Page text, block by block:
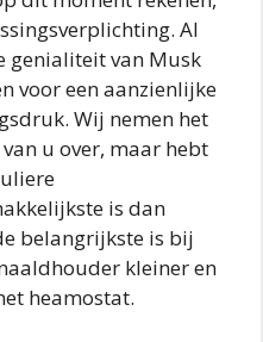
Al
genialiteit van Musk
voor een aanzienlijke
Wij nemen het
u over, maar hebt
is dan
belangrijkste is bij
kleiner en
heamostat.